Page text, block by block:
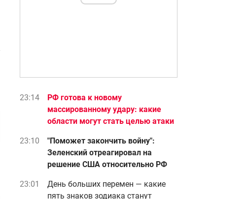
23:14
РФ готова к новому
массированному удару: какие
области могут стать целью атаки
23:10
"Поможет закончить войну":
Зеленский отреагировал на
решение США относительно РФ
23:01
День больших перемен — какие
пять знаков зодиака станут